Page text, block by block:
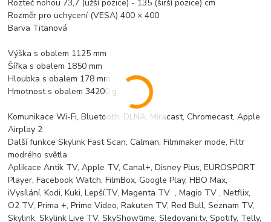
Rozteč nohou 73,7 (užší pozice) - 135 (širší pozice) cm
Rozměr pro uchycení (VESA) 400 × 400
Barva Titanová
Výška s obalem 1125 mm
Šířka s obalem 1850 mm
Hloubka s obalem 178 mm
Hmotnost s obalem 34200 g
Komunikace Wi-Fi, Bluetooth, DLNA, Miracast, Chromecast, Apple
Airplay 2
Další funkce Skylink Fast Scan, Calman, Filmmaker mode, Filtr
modrého světla
Aplikace Antik TV, Apple TV, Canal+, Disney Plus, EUROSPORT
Player, Facebook Watch, FilmBox, Google Play, HBO Max,
iVysílání, Kodi, Kuki, Lepší.TV, Magenta TV , Magio TV , Netflix,
O2 TV, Prima +, Prime Video, Rakuten TV, Red Bull, Seznam TV,
Skylink, Skylink Live TV, SkyShowtime, Sledovani.tv, Spotify, Telly,